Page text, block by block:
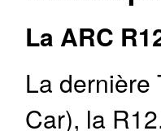
La ARC
La dernière
Car), la